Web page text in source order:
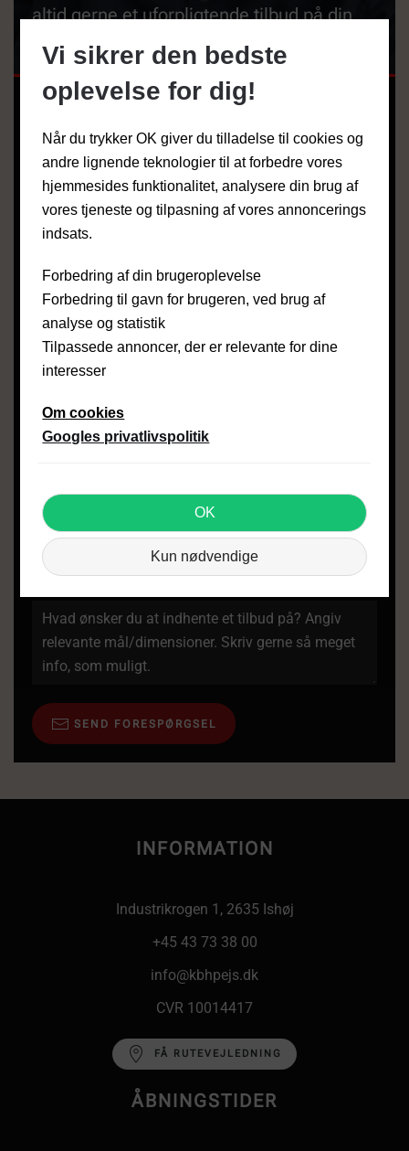
altid gerne et uforpligtende tilbud på din
løsning.
NAVN
TELEFON
ADRESSE
Den samlede størrelse på billeder må ikke
overstige 5 mb.
SEND FORESPØRGSEL
INFORMATION
Industrikrogen 1, 2635 Ishøj
+45 43 73 38 00
info@kbhpejs.dk
CVR 10014417
FÅ RUTEVEJLEDNING
ÅBNINGSTIDER
Vi sikrer den bedste
oplevelse for dig!
Når du trykker OK giver du tilladelse til cookies og
andre lignende teknologier til at forbedre vores
hjemmesides funktionalitet, analysere din brug af
vores tjeneste og tilpasning af vores annoncerings
indsats.
Forbedring af din brugeroplevelse
Forbedring til gavn for brugeren, ved brug af
analyse og statistik
Tilpassede annoncer, der er relevante for dine
interesser
Om cookies
Googles privatlivspolitik
OK
Kun nødvendige